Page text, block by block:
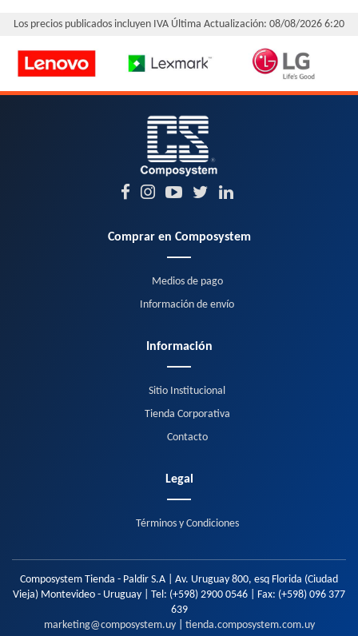
Los precios publicados incluyen IVA Última Actualización: 08/08/2026 6:20
Comprar en Composystem
Medios de pago
Información de envío
Información
Sitio Institucional
Tienda Corporativa
Contacto
Legal
Términos y Condiciones
Composystem Tienda - Paldir S.A | Av. Uruguay 800, esq Florida (Ciudad
Vieja) Montevideo - Uruguay | Tel: (+598) 2900 0546 | Fax: (+598) 096 377
639
marketing@composystem.uy| tienda.composystem.com.uy